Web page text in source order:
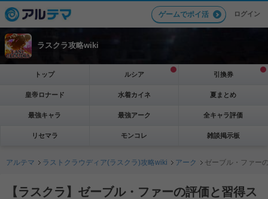
ゲームでポイ活 ログイン
ラスクラ攻略wiki
トップ ルシア 引換券
皇帝ロナード 水着カイネ 夏まとめ
最強キャラ 最強アーク 全キャラ評価
リセマラ モンコレ 雑談掲示板
アルテマ ラストクラウディア(ラスクラ)攻略wiki アーク ゼーブル・ファー
【ラスクラ】ゼーブル・ファーの評価と習得ス